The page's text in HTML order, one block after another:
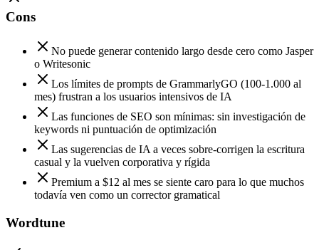
Cons
No puede generar contenido largo desde cero como Jasper
o Writesonic
Los límites de prompts de GrammarlyGO (100-1.000 al
mes) frustran a los usuarios intensivos de IA
Las funciones de SEO son mínimas: sin investigación de
keywords ni puntuación de optimización
Las sugerencias de IA a veces sobre-corrigen la escritura
casual y la vuelven corporativa y rígida
Premium a $12 al mes se siente caro para lo que muchos
todavía ven como un corrector gramatical
Wordtune